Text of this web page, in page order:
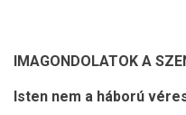
IMAGONDOLATOK A
Isten nem a háború